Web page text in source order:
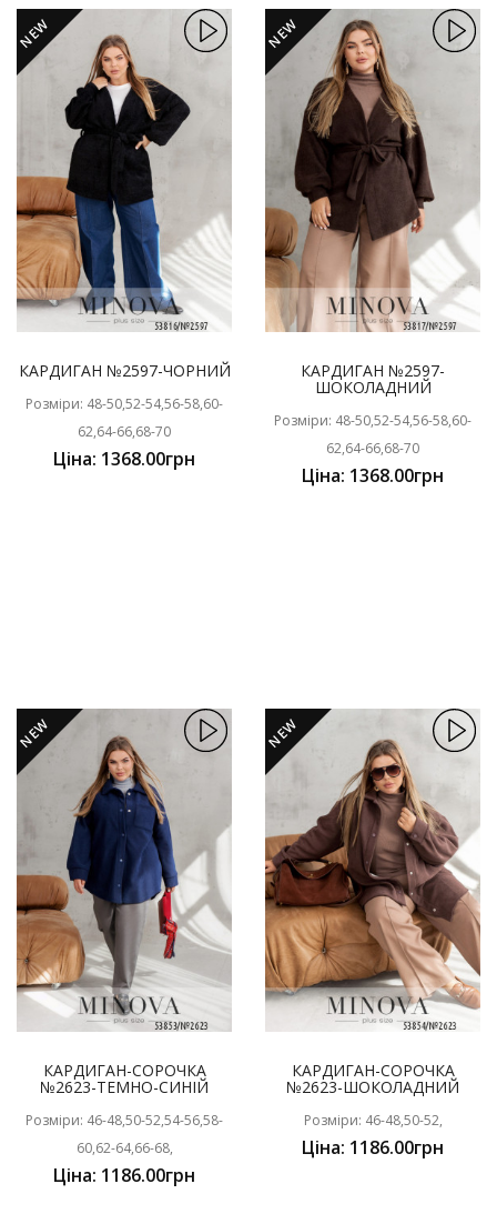
NEW
КАРДИГАН №2597-ЧОРНИЙ
Розміри: 48-50,52-54,56-58,60-
62,64-66,68-70
Ціна: 1368.00грн
NEW
КАРДИГАН №2597-
ШОКОЛАДНИЙ
Розміри: 48-50,52-54,56-58,60-
62,64-66,68-70
Ціна: 1368.00грн
NEW
КАРДИГАН-СОРОЧКА
№2623-ТЕМНО-СИНІЙ
Розміри: 46-48,50-52,54-56,58-
60,62-64,66-68,
Ціна: 1186.00грн
NEW
КАРДИГАН-СОРОЧКА
№2623-ШОКОЛАДНИЙ
Розміри: 46-48,50-52,
Ціна: 1186.00грн